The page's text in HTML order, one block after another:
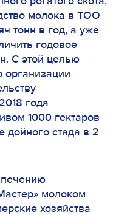
молока в ТОО
тонн в год, а уже
годовое
С этой целью
организации
года
1000 гектаров
дойного стада в 2
молоком
хозяйства